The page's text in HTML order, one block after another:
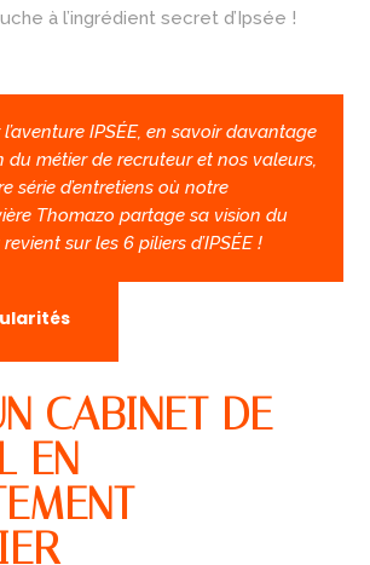
à l’ingrédient secret d’Ipsée !
IPSÉE, en savoir davantage
du métier de recruteur et nos valeurs,
série d’entretiens où notre
Thomazo partage sa vision du
sur les 6 piliers d’IPSÉE !
CABINET DE
EN